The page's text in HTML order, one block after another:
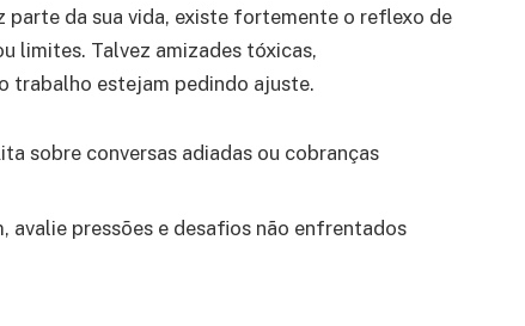
parte da sua vida, existe fortemente o reflexo de
limites. Talvez amizades tóxicas,
trabalho estejam pedindo ajuste.
sobre conversas adiadas ou cobranças
avalie pressões e desafios não enfrentados